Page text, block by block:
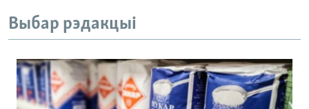
Выбар рэдакцыі